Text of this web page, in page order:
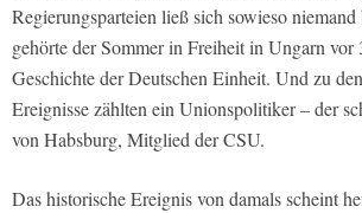
Regierungsparteien ließ sich sowieso
gehörte der Sommer in Freiheit in Ungarn vor
Geschichte der Deutschen Einheit. Und zu
Ereignisse zählten ein Unionspolitiker – der
von Habsburg, Mitglied der CSU.
Das historische Ereignis von damals scheint